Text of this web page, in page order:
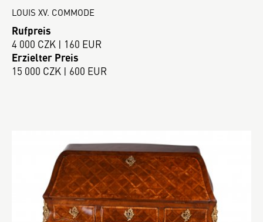
LOUIS XV. COMMODE
Rufpreis
4 000 CZK | 160 EUR
Erzielter Preis
15 000 CZK | 600 EUR